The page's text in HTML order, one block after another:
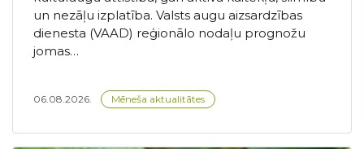
un nezāļu izplatība. Valsts augu aizsardzības
dienesta (VAAD) reģionālo nodaļu prognožu
jomas…
06.08.2026. Mēneša aktualitātes